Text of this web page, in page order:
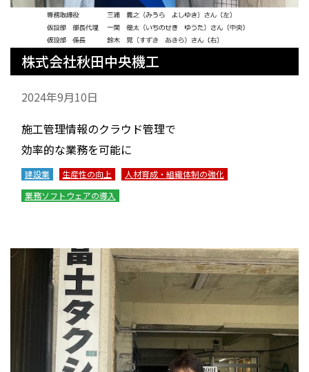
株式会社秋田中央機工
2024年9月10日
施工管理情報のクラウド管理で
効率的な業務を可能に
建設業 生産性の向上
人材育成・組織体制の強化
業務ソフトウェアの導入